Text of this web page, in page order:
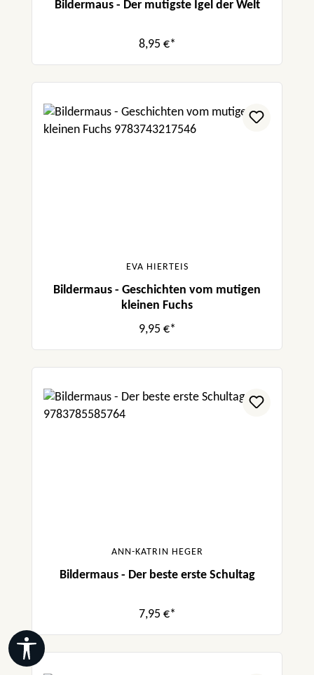
Bildermaus - Der mutigste Igel der Welt
8,95 €*
EVA HIERTEIS
Bildermaus - Geschichten vom mutigen
kleinen Fuchs
9,95 €*
ANN-KATRIN HEGER
Bildermaus - Der beste erste Schultag
7,95 €*
Werkzeugleiste anzeigen